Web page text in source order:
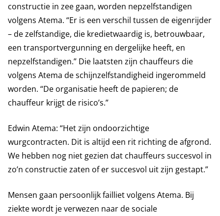
constructie in zee gaan, worden nepzelfstandigen
volgens Atema. “Er is een verschil tussen de eigenrijder
– de zelfstandige, die kredietwaardig is, betrouwbaar,
een transportvergunning en dergelijke heeft, en
nepzelfstandigen.” Die laatsten zijn chauffeurs die
volgens Atema de schijnzelfstandigheid ingerommeld
worden. “De organisatie heeft de papieren; de
chauffeur krijgt de risico’s.”
Edwin Atema: “Het zijn ondoorzichtige
wurgcontracten. Dit is altijd een rit richting de afgrond.
We hebben nog niet gezien dat chauffeurs succesvol in
zo’n constructie zaten of er succesvol uit zijn gestapt.”
Mensen gaan persoonlijk failliet volgens Atema. Bij
ziekte wordt je verwezen naar de sociale